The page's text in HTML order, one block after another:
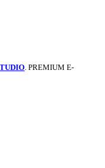
. PREMIUM E-